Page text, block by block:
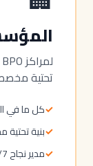
تحتية
✓كل ما في
✓بنية
✓مدير نجاح 24/7